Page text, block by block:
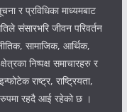
र प्रविधिका माध्यमबाट
संसारभरि जीवन परिवर्तन
सामाजिक, आर्थिक,
निष्पक्ष समाचारहरु र
राष्ट्र, राष्ट्रियता,
रुपमा रहदै आई रहेको छ ।